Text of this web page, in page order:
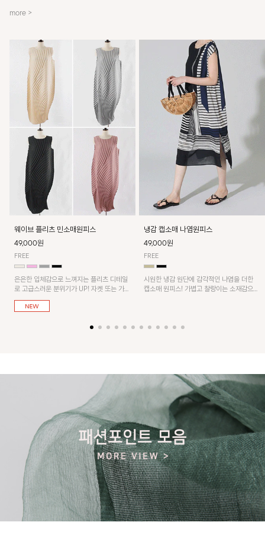
more >
웨이브 플리츠 민소매원피스
49,000원
FREE
은은한 입체감으로 느껴지는 플리츠 디테일
로 고급스러운 분위기가 UP! 자켓 또는 가디
건과 같이 매치해도 잘 어울린답니다!
냉감 캡소매 나염원피스
49,000원
FREE
시원한 냉감 원단에 감각적인 나염을 더한
캡소매 원피스! 가볍고 찰랑이는 소재감으로